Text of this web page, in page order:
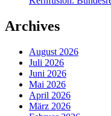
Archives
August 2026
Juli 2026
Juni 2026
Mai 2026
April 2026
März 2026